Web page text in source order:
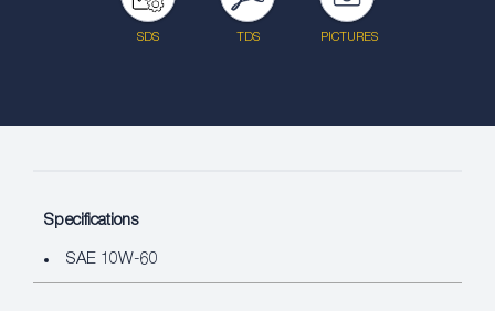
SDS TDS PICTURES
Specifications
SAE 10W-60